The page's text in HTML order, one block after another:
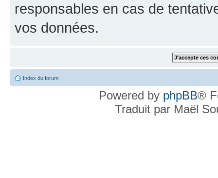
responsables en cas de
vos données.
Index du forum
Powered by phpBB®
Traduit par Maël